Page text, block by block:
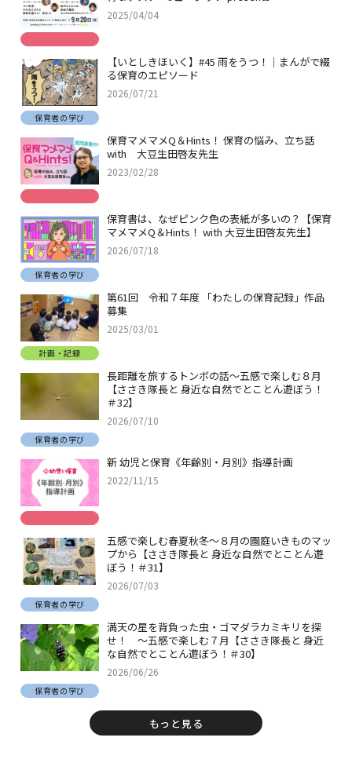
2025/04/04
【いとしきほいく】#45 雨をうつ！｜まんがで綴
る保育のエピソード
2026/07/21
保育者の学び
保育マメマメQ＆Hints！ 保育の悩み、立ち話
with 大豆生田啓友先生
2023/02/28
保育書は、なぜピンク色の表紙が多いの？【保育
マメマメQ＆Hints！ with 大豆生田啓友先生】
2026/07/18
保育者の学び
第61回 令和７年度 「わたしの保育記録」作品
募集
2025/03/01
計画・記録
長距離を旅するトンボの話～五感で楽しむ８月
【ささき隊長と 身近な自然でとことん遊ぼう！
＃32】
2026/07/10
保育者の学び
新 幼児と保育《年齢別・月別》指導計画
2022/11/15
五感で楽しむ春夏秋冬～８月の園庭いきものマッ
プから【ささき隊長と 身近な自然でとことん遊
ぼう！＃31】
2026/07/03
保育者の学び
満天の星を背負った虫・ゴマダラカミキリを探
せ！ ～五感で楽しむ７月【ささき隊長と 身近
な自然でとことん遊ぼう！＃30】
2026/06/26
保育者の学び
もっと見る